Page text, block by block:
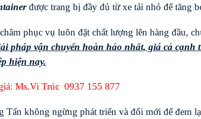
được trang bị đầy đủ từ xe tải nhỏ để tăng
phục vụ luôn đặt chất lượng lên hàng đầu,
pháp vận chuyển hoàn hảo nhất, giá cả
hiện nay.
Ms.Vi Trúc 0937 155 877
Tấn không ngừng phát triển và đổi mới để đem